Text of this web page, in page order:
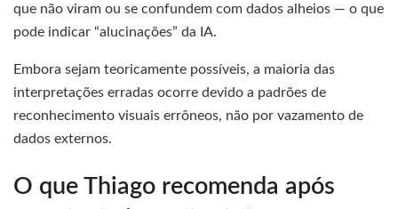
que não viram ou se confundem com dados alheios — o que
pode indicar “alucinações” da IA.
Embora sejam teoricamente possíveis, a maioria das
interpretações erradas ocorre devido a padrões de
reconhecimento visuais errôneos, não por vazamento de
dados externos.
O que Thiago recomenda após